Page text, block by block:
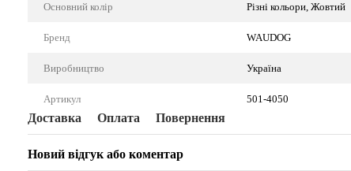
Основний колір Різні кольори, Жовтий
Бренд WAUDOG
Виробництво Україна
Артикул 501-4050
Доставка Оплата Повернення
Новий відгук або коментар